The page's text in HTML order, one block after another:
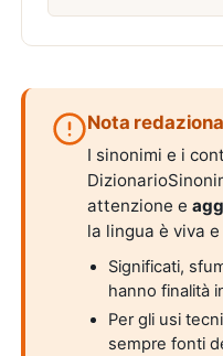
Nota
I sinonimi e i
attenzione e
la lingua è viva
Significati,
hanno finalità
Per gli usi
sempre fonti